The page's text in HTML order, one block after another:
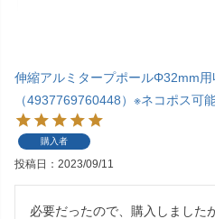
伸縮アルミタープポールΦ32mm
（4937769760448）※ネコポス可
購入者
投稿日 2023/09/11
必要だったので、購入しました